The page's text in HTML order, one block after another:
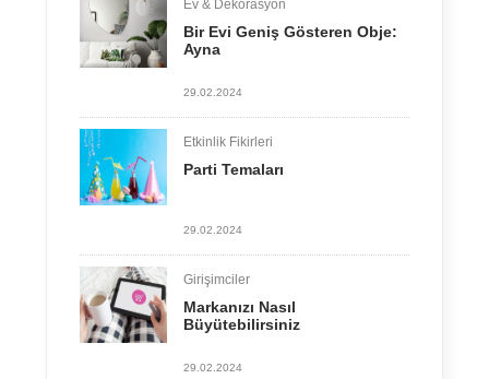
Ev & Dekorasyon
Bir Evi Geniş Gösteren Obje:
Ayna
29.02.2024
Etkinlik Fikirleri
​​​​​​​Parti Temaları
29.02.2024
Girişimciler
Markanızı Nasıl
Büyütebilirsiniz
29.02.2024